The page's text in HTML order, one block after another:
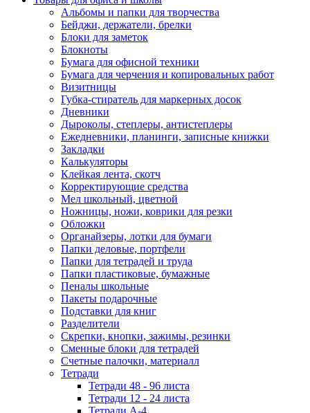
Альбомы и папки для творчества
Бейджи, держатели, брелки
Блоки для заметок
Блокноты
Бумага для офисной техники
Бумага для черчения и копировальных работ
Визитницы
Губка-стиратель для маркерных досок
Дневники
Дыроколы, степлеры, антистеплеры
Ежедневники, планинги, записные книжки
Закладки
Калькуляторы
Клейкая лента, скотч
Корректирующие средства
Мел школьный, цветной
Ножницы, ножи, коврики для резки
Обложки
Органайзеры, лотки для бумаги
Папки деловые, портфели
Папки для тетрадей и труда
Папки пластиковые, бумажные
Пеналы школьные
Пакеты подарочные
Подставки для книг
Разделители
Скрепки, кнопки, зажимы, резинки
Сменные блоки для тетрадей
Счетные палочки, материалл
Тетради
Тетради 48 - 96 листа
Тетради 12 - 24 листа
Тетради А-4